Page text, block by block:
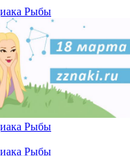
Рыбы
Рыбы
Рыбы